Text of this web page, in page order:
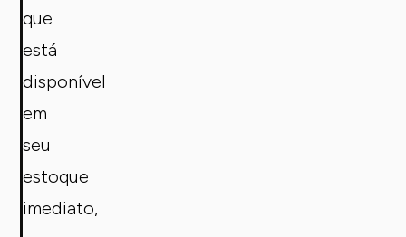
que
está
disponível
em
seu
estoque
imediato,